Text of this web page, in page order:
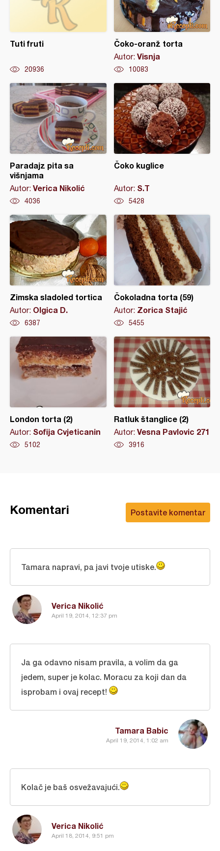
Tuti fruti
20936
Čoko-oranž torta
Autor: Visnja
10083
Paradajz pita sa
višnjama
Autor: Verica Nikolić
4036
Čoko kuglice
Autor: S.T
5428
Zimska sladoled tortica
Autor: Olgica D.
6387
Čokoladna torta (59)
Autor: Zorica Stajić
5455
London torta (2)
Autor: Sofija Cvjeticanin
5102
Ratluk štanglice (2)
Autor: Vesna Pavlovic 271
3916
Postavite komentar
Komentari
Verica Nikolić
April 19, 2014, 12:37 pm
Tamara napravi, pa javi tvoje utiske.
Tamara Babic
April 19, 2014, 1:02 am
Ja ga odavno nisam pravila, a volim da ga
jedem, super je kolac. Moracu za koji dan da
isprobam i ovaj recept!
Verica Nikolić
April 18, 2014, 9:51 pm
Kolač je baš osvežavajući.